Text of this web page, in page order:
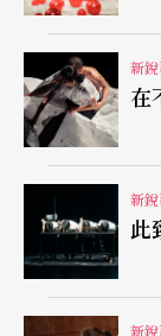
在各種符號的
這個作品之
側擊，以及兒
想像之一，都
心之固有疆域
下，展現透
藉足夠厚實且
矛盾被細膩地
新
在
新
此
新